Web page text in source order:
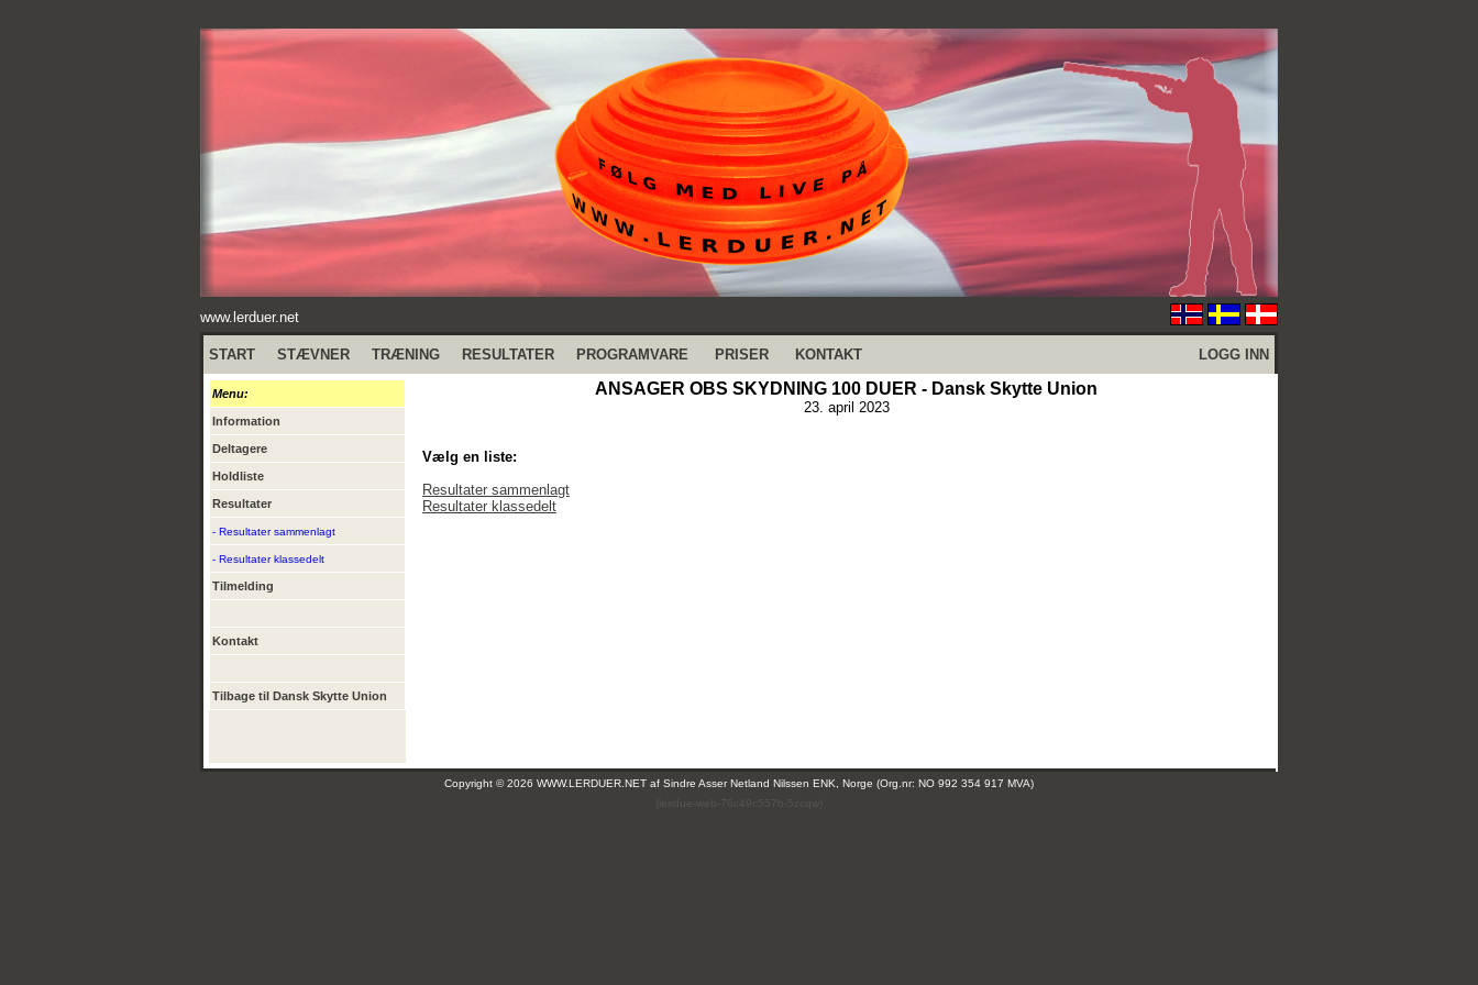
www.lerduer.net
START STÆVNER TRÆNING RESULTATER PROGRAMVARE PRISER KONTAKT LOGG INN
Menu:
Information
Deltagere
Holdliste
Resultater
- Resultater sammenlagt
- Resultater klassedelt
Tilmelding
Kontakt
Tilbage til Dansk Skytte Union
ANSAGER OBS SKYDNING 100 DUER - Dansk Skytte Union
23. april 2023
Vælg en liste:
Resultater sammenlagt
Resultater klassedelt
Copyright © 2026 WWW.LERDUER.NET af Sindre Asser Netland Nilssen ENK, Norge (Org.nr: NO 992 354 917 MVA)
(leirdue-web-76c49c557b-5zcqw)